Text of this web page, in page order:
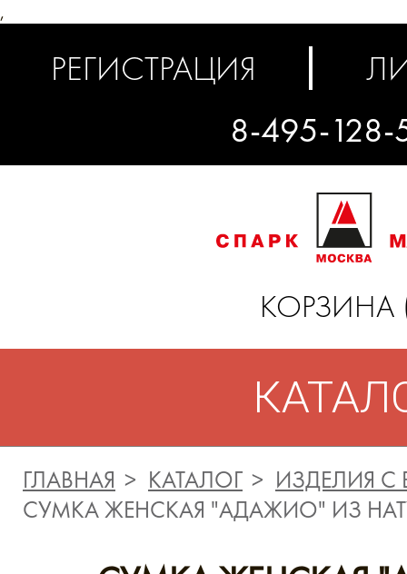
,
РЕГИСТРАЦИЯ
8-495-128-
КОРЗИНА
ГЛАВНАЯ КАТАЛОГ
ИЗДЕЛИЯ
СУМКА ЖЕНСКАЯ "АДАЖИО" ИЗ